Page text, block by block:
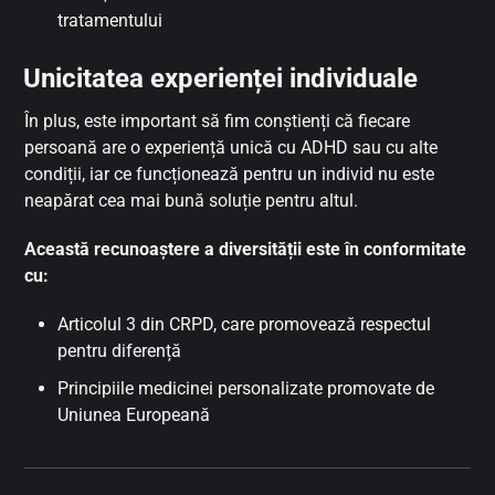
tratamentului
Unicitatea experienței individuale
În plus, este important să fim conștienți că fiecare
persoană are o experiență unică cu ADHD sau cu alte
condiții, iar ce funcționează pentru un individ nu este
neapărat cea mai bună soluție pentru altul.
Această recunoaștere a diversității este în conformitate
cu:
Articolul 3 din CRPD, care promovează respectul
pentru diferență
Principiile medicinei personalizate promovate de
Uniunea Europeană